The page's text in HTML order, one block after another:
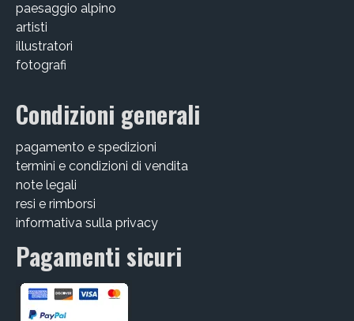
paesaggio alpino
artisti
illustratori
fotografi
Condizioni generali
pagamento e spedizioni
termini e condizioni di vendita
note legali
resi e rimborsi
informativa sulla privacy
Pagamenti sicuri